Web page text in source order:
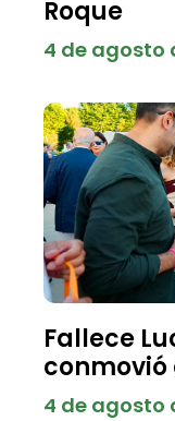
Roque
4 de agosto
Fallece
4 de agosto